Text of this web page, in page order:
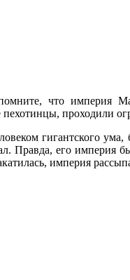
что империя
проходили
гигантского
Правда, его империя
империя